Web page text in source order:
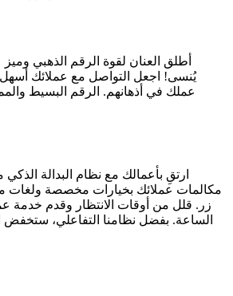
أطلق العنان لقوة الرقم الذهبي وميز
يُنسى! اجعل التواصل مع عملائك
عملك في أذهانهم. الرقم البسيط
ارتقِ بأعمالك مع نظام البدالة
مكالمات عملائك بخيارات مخصصة ولغات
زر. قلل من أوقات الانتظار وقدم خدمة
الساعة. بفضل نظامنا التفاعلي، ستخفض